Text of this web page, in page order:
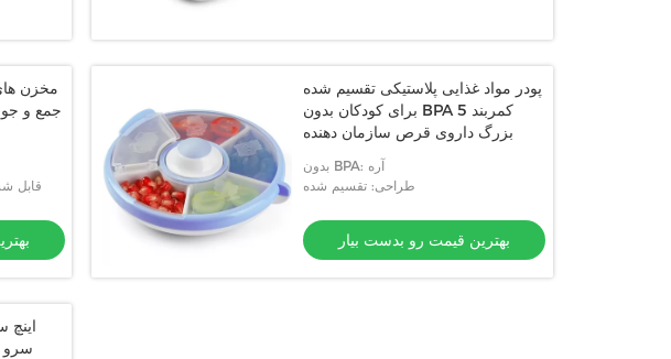
مخزن
جمع و
قابل
پودر مواد غذایی پلاستیکی تقسیم شده
برای کودکان بدون BPA 5 کمربند
بزرگ داروی قرص سازمان دهنده
بدون BPA: آره
طراحی: تقسیم شده
بهترین قیمت رو بدست بیار
سرو